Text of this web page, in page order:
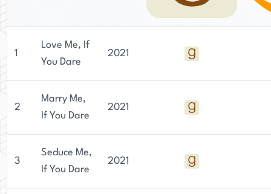
1
Love Me, If
You Dare
2021
2
Marry Me,
If You Dare
2021
3
Seduce Me,
If You Dare
2021